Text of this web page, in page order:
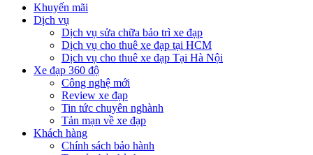
Khuyến mãi
Dịch vụ
Dịch vụ sửa chữa bảo trì xe đạp
Dịch vụ cho thuê xe đạp tại HCM
Dịch vụ cho thuê xe đạp Tại Hà Nội
Xe đạp 360 độ
Công nghệ mới
Review xe đạp
Tin tức chuyên nghành
Tản mạn về xe đạp
Khách hàng
Chính sách bảo hành